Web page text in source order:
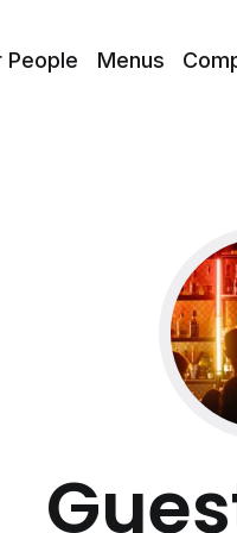
People Menus